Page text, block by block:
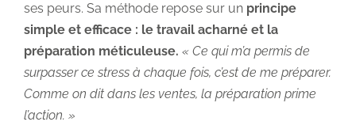
ses peurs. Sa méthode repose sur un principe
simple et efficace : le travail acharné et la
préparation méticuleuse. « Ce qui m’a permis de
surpasser ce stress à chaque fois, c’est de me préparer.
Comme on dit dans les ventes, la préparation prime
l’action. »